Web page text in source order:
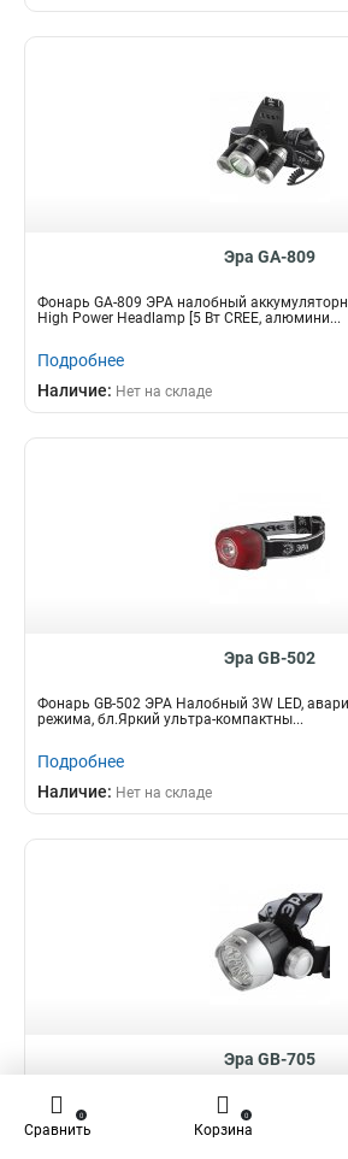
Эра GA-809
Фонарь GA-809 ЭРА налобный
High Power Headlamp [5 Вт CREE, алюмини...
Подробнее
Наличие: Нет на складе
Эра GB-502
Фонарь GB-502 ЭРА Налобный 3W LED,
режима, бл.Яркий ультра-компактны...
Подробнее
Наличие: Нет на складе
Эра GB-705
Фонарь GB-705 ЭРА Налобный [17xLED
– компактный налобный фона...
Сравнить
0
Корзина
0